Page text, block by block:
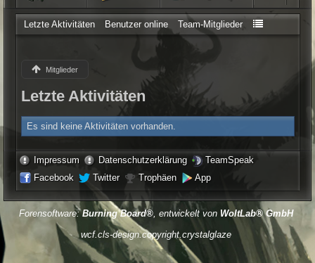
Letzte Aktivitäten Benutzer online Team-Mitglieder
Mitglieder
Letzte Aktivitäten
Es sind keine Aktivitäten vorhanden.
Impressum Datenschutzerklärung
TeamSpeak
Facebook
Twitter Trophäen App
Forensoftware:Burning Board® , entwickelt von WoltLab® GmbH
wcf.cls-design.copyright.crystalglaze